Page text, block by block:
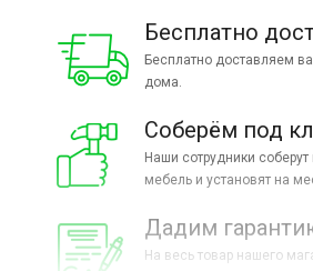
Бесплатно
Бесплатно доставляем
дома.
Соберём под
Наши сотрудники
мебель и установят на
Дадим
На весь товар нашего